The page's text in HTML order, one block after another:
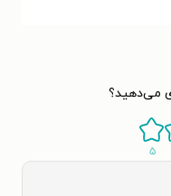
می‌دهید؟
۵